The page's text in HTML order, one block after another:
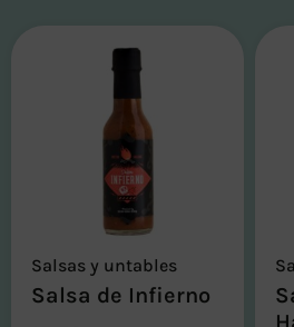
Salsas y untables
Salsa de Infierno